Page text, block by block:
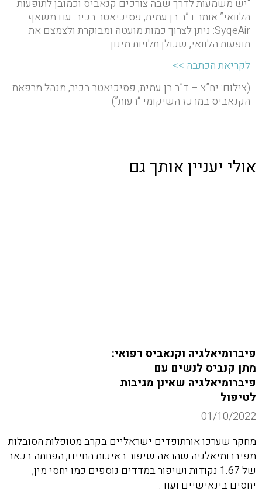
“יש משמעות לדרך שבה צורכים קנאביס וכמובן לתופעות
הלוואי” אומר ד”ר בן עמית, פסיכיאטר בכיר. עם משאף
SyqeAir: ניתן לצרוך כמות מועטה ומבוקרת ולצמצם את
תופעות הלוואי, שכולן תלויות מינון.
לקריאת הכתבה >>
(צילום: יח”צ – ד”ר בן עמית, פסיכיאטר בכיר, מנהל מרפאת
הקנאביס במרכז השיקומי “רעות”)
אולי יעניין אותך גם
פיברומיאלגיה וקנאביס רפואי:
מתן קנביס לנשים עם
פיברומיאלגיה שאינן מגיבות
לטיפול
01/10/2022
מחקר שערכו אורתופדים ישראליים בקרב מטופלות הסובלות
מפיברומיאלגיה שהראה שיפור באיכות החיים, הפחתה בכאב
של 1.67 נקודות ושיפור במדדים נוספים כמו יחסי מין,
יחסים בינאישיים ועוד.